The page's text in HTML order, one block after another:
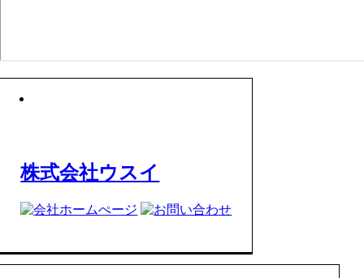
株式会社ウスイ